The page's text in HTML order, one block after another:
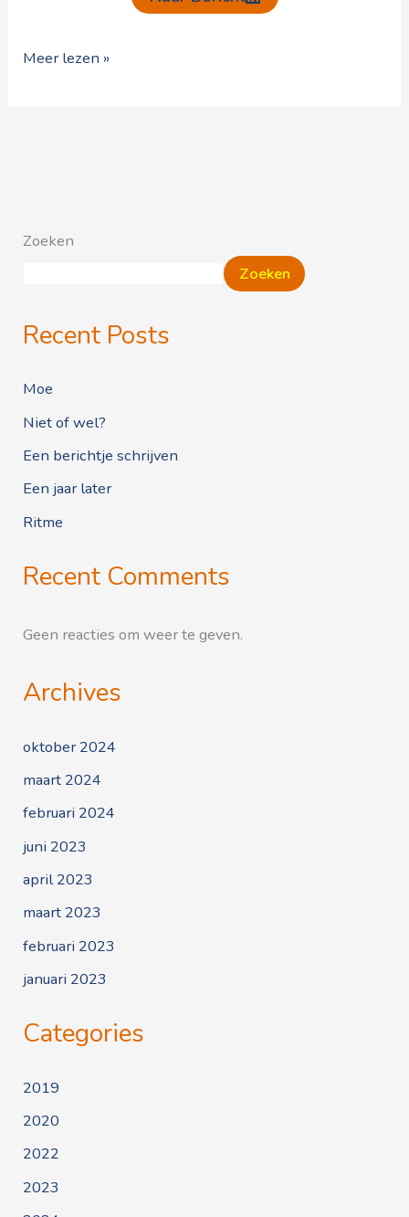
Meer lezen »
Zoeken
Zoeken
Recent Posts
Moe
Niet of wel?
Een berichtje schrijven
Een jaar later
Ritme
Recent Comments
Geen reacties om weer te geven.
Archives
oktober 2024
maart 2024
februari 2024
juni 2023
april 2023
maart 2023
februari 2023
januari 2023
Categories
2019
2020
2022
2023